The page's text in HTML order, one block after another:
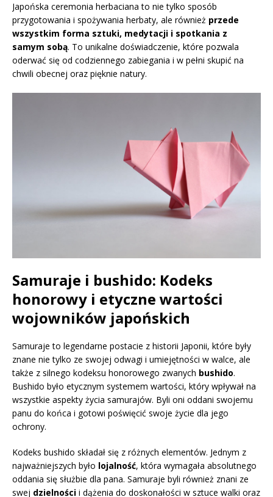
Japońska ceremonia herbaciana to nie tylko sposób
przygotowania i spożywania herbaty, ale również przede
wszystkim forma sztuki, medytacji i spotkania z
samym sobą. To unikalne doświadczenie, które pozwala
oderwać się od codziennego zabiegania i w pełni skupić na
chwili obecnej oraz pięknie natury.
Samuraje i bushido: Kodeks
honorowy i etyczne wartości
wojowników japońskich
Samuraje to legendarne postacie z historii Japonii, które były
znane nie tylko ze swojej odwagi i umiejętności w walce, ale
także z silnego kodeksu honorowego zwanych bushido.
Bushido było etycznym systemem wartości, który wpływał na
wszystkie aspekty życia samurajów. Byli oni oddani swojemu
panu do końca i gotowi poświęcić swoje życie dla jego
ochrony.
Kodeks bushido składał się z różnych elementów. Jednym z
najważniejszych było lojalność, która wymagała absolutnego
oddania się służbie dla pana. Samuraje byli również znani ze
swej dzielności i dążenia do doskonałości w sztuce walki oraz